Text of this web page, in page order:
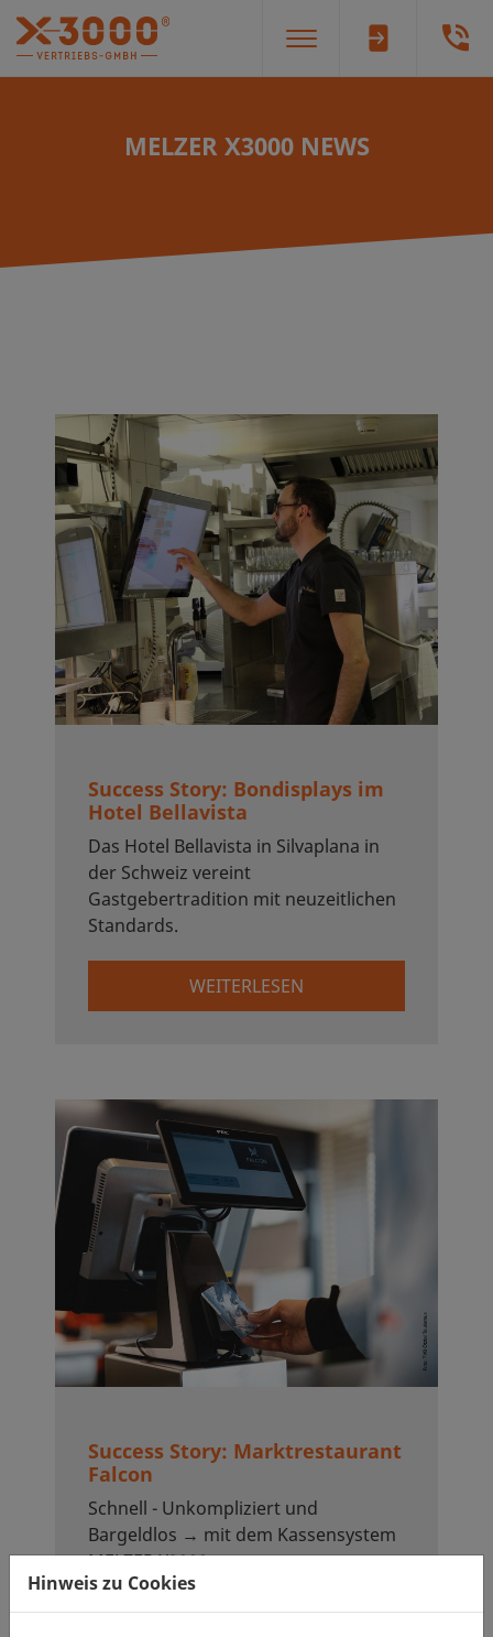
MELZER X3000 NEWS
Success Story: Bondisplays im
Hotel Bellavista
Das Hotel Bellavista in Silvaplana in
der Schweiz vereint
Gastgebertradition mit neuzeitlichen
Standards.
WEITERLESEN
Success Story: Marktrestaurant
Falcon
Schnell - Unkompliziert und
Bargeldlos → mit dem Kassensystem
MELZER X3000
Hinweis zu Cookies